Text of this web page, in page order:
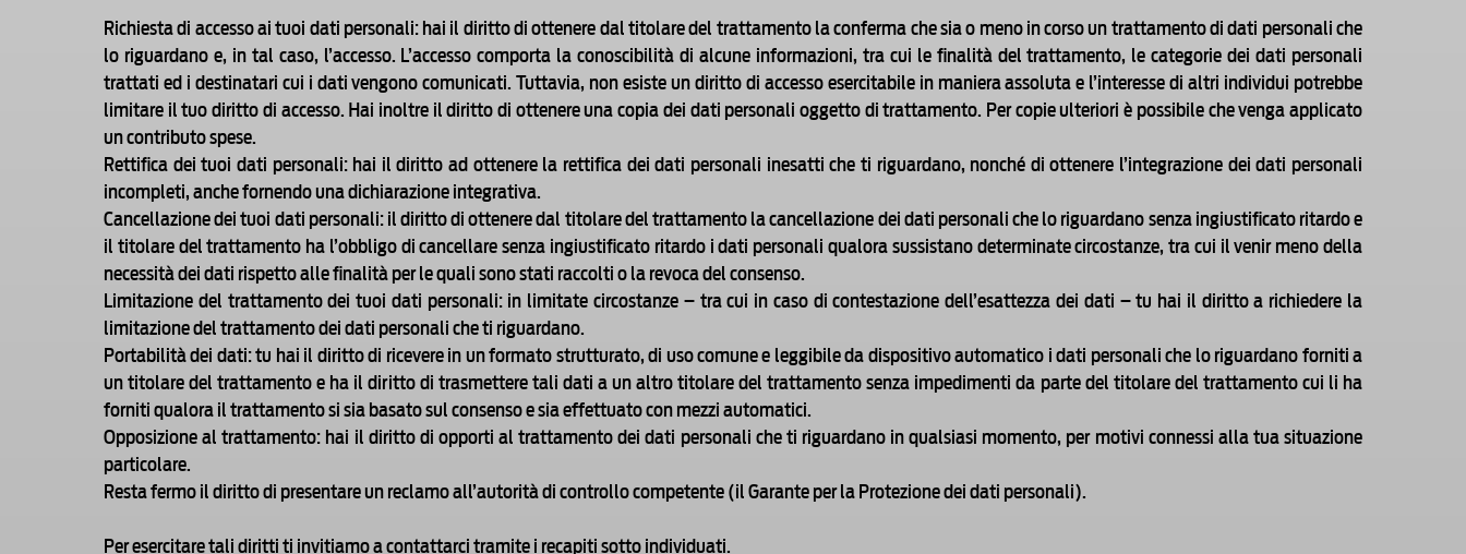
Richiesta di accesso ai tuoi dati personali: hai il diritto di ottenere dal titolare del trattamento la conferma che sia o meno in corso un trattamento di dati personali che
lo riguardano e, in tal caso, l’accesso. L’accesso comporta la conoscibilità di alcune informazioni, tra cui le finalità del trattamento, le categorie dei dati personali
trattati ed i destinatari cui i dati vengono comunicati. Tuttavia, non esiste un diritto di accesso esercitabile in maniera assoluta e l’interesse di altri individui potrebbe
limitare il tuo diritto di accesso. Hai inoltre il diritto di ottenere una copia dei dati personali oggetto di trattamento. Per copie ulteriori è possibile che venga applicato
un contributo spese.
Rettifica dei tuoi dati personali: hai il diritto ad ottenere la rettifica dei dati personali inesatti che ti riguardano, nonché di ottenere l’integrazione dei dati personali
incompleti, anche fornendo una dichiarazione integrativa.
Cancellazione dei tuoi dati personali: il diritto di ottenere dal titolare del trattamento la cancellazione dei dati personali che lo riguardano senza ingiustificato ritardo e
il titolare del trattamento ha l’obbligo di cancellare senza ingiustificato ritardo i dati personali qualora sussistano determinate circostanze, tra cui il venir meno della
necessità dei dati rispetto alle finalità per le quali sono stati raccolti o la revoca del consenso.
Limitazione del trattamento dei tuoi dati personali: in limitate circostanze – tra cui in caso di contestazione dell’esattezza dei dati – tu hai il diritto a richiedere la
limitazione del trattamento dei dati personali che ti riguardano.
Portabilità dei dati: tu hai il diritto di ricevere in un formato strutturato, di uso comune e leggibile da dispositivo automatico i dati personali che lo riguardano forniti a
un titolare del trattamento e ha il diritto di trasmettere tali dati a un altro titolare del trattamento senza impedimenti da parte del titolare del trattamento cui li ha
forniti qualora il trattamento si sia basato sul consenso e sia effettuato con mezzi automatici.
Opposizione al trattamento: hai il diritto di opporti al trattamento dei dati personali che ti riguardano in qualsiasi momento, per motivi connessi alla tua situazione
particolare.
Resta fermo il diritto di presentare un reclamo all’autorità di controllo competente (il Garante per la Protezione dei dati personali).
Per esercitare tali diritti ti invitiamo a contattarci tramite i recapiti sotto individuati.